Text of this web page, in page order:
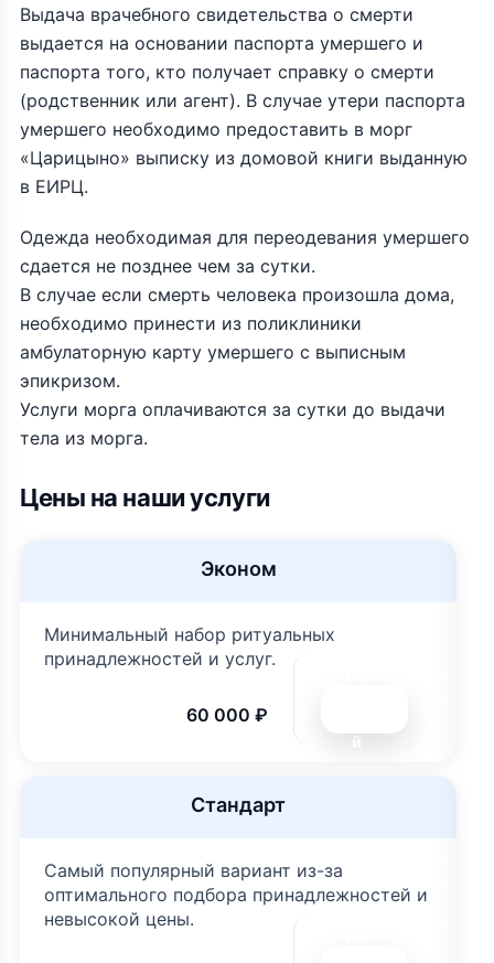
Выдача врачебного свидетельства о смерти
выдается на основании паспорта умершего и
паспорта того, кто получает справку о смерти
(родственник или агент). В случае утери паспорта
умершего необходимо предоставить в морг
«Царицыно» выписку из домовой книги выданную
в ЕИРЦ.
Одежда необходимая для переодевания умершего
сдается не позднее чем за сутки.
В случае если смерть человека произошла дома,
необходимо принести из поликлиники
амбулаторную карту умершего с выписным
эпикризом.
Услуги морга оплачиваются за сутки до выдачи
тела из морга.
Цены на наши услуги
Эконом
Минимальный набор ритуальных
принадлежностей и услуг.
60 000 ₽
й
Стандарт
Самый популярный вариант из-за
оптимального подбора принадлежностей и
невысокой цены.